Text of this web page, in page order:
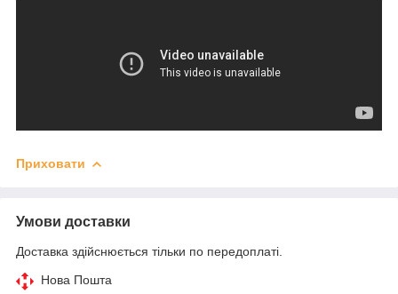
Приховати
Умови доставки
Доставка здійснюється тільки по передоплаті.
Нова Пошта